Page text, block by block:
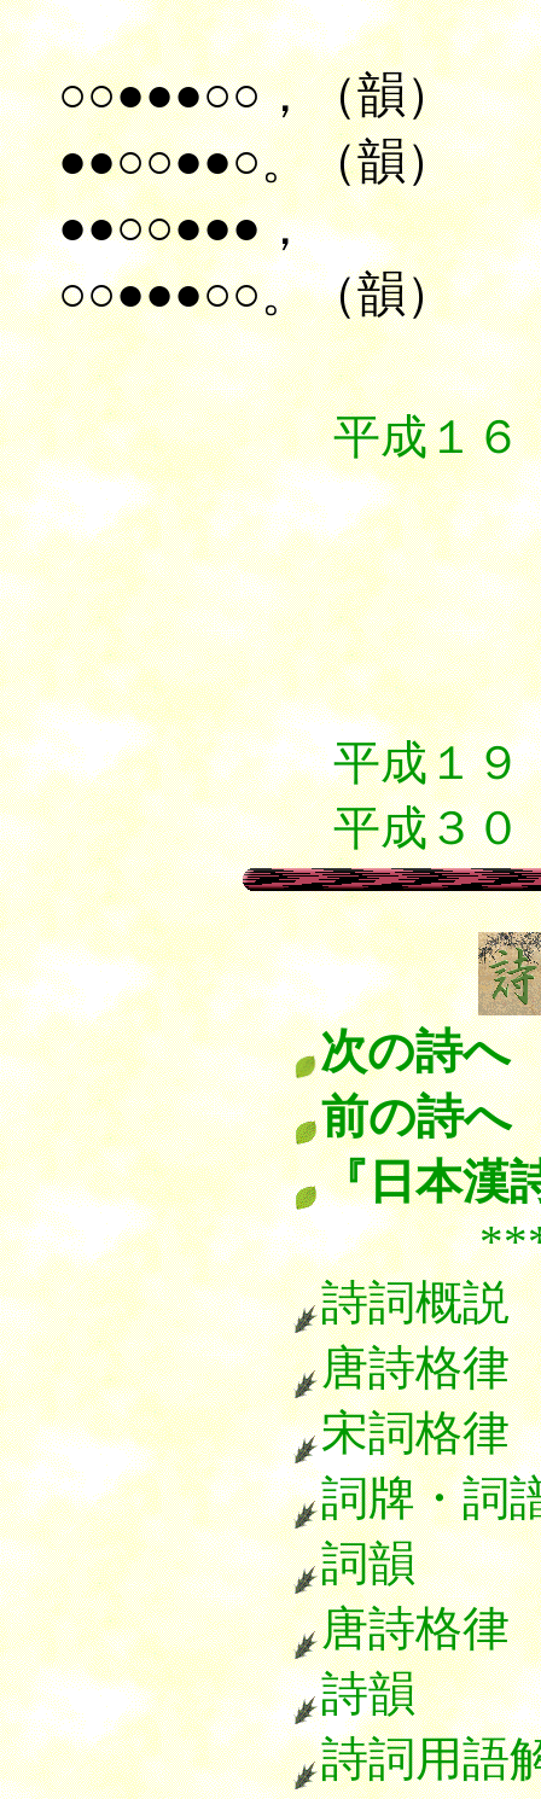
○○●●●○○，（韻）
●●○○●●○。（韻）
●●○○●●●，
○○●●●○○。（韻）
平成１６
４
４
４
６
平成１９
平成３０
次の詩へ
前の詩へ
『日本漢
詩詞概説
唐詩格
宋詞格律
詞牌・詞
詞韻
唐詩格
詩韻
詩詞用語